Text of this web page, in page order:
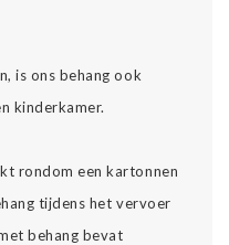
is ons behang ook
kinderkamer.
rondom een kartonnen
tijdens het vervoer
behang bevat